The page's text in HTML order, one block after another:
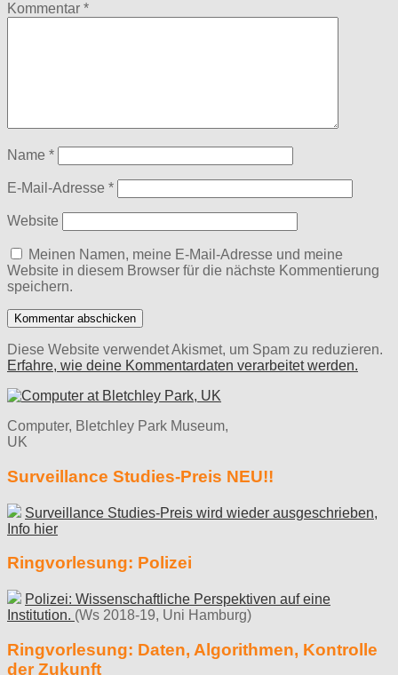
Kommentar *
Name *
E-Mail-Adresse *
Website
Meinen Namen, meine E-Mail-Adresse und meine
Website in diesem Browser für die nächste Kommentierung
speichern.
Diese Website verwendet Akismet, um Spam zu reduzieren.
Erfahre, wie deine Kommentardaten verarbeitet werden.
Computer, Bletchley Park Museum,
UK
Surveillance Studies-Preis NEU!!
Surveillance Studies-Preis wird wieder ausgeschrieben,
Info hier
Ringvorlesung: Polizei
Polizei: Wissenschaftliche Perspektiven auf eine
Institution. (Ws 2018-19, Uni Hamburg)
Ringvorlesung: Daten, Algorithmen, Kontrolle
der Zukunft